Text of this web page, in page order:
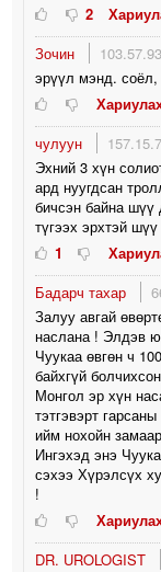
2
Зочин
эрүүл мэнд.
чулуун
Эхний 3 хүн
ард нуугдсан
бичсэн байна
түгээх эрхтэй
1
Бадарч тахар
Залуу авгай
наслана ! Элдэв
Чуукаа өвгөн ч
байхгүй
Монгол эр хүн
тэтгэвэрт
ийм нохойн
Ингэхэд энэ
сэхээ Хүрэлсүх
!
DR. UROLOGIST